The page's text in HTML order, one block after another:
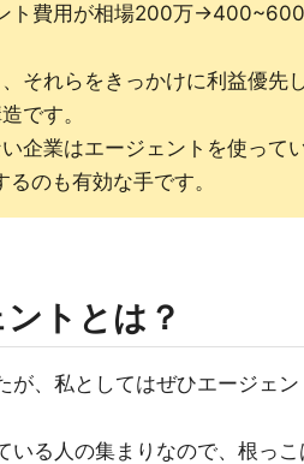
ト費用が相場200万
それらをきっかけに利益優先
です。
企業はエージェントを使って
のも有効な手です。
トとは？
が、私としてはぜひエージェ
いる人の集まりなので、根っ